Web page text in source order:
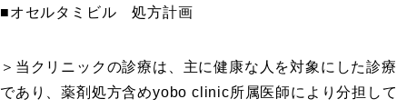
■オセルタミビル 処方計画
＞当クリニックの診療は、主に健康な人を対象にした診療
であり、薬剤処方含めyobo clinic所属医師により分担して